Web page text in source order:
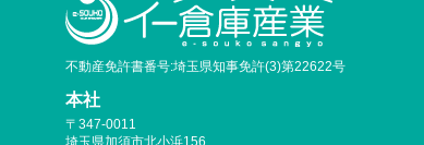
不動産免許書番号:埼玉県知事免許(3)第22622号
本社
〒347-0011
埼玉県加須市北小浜156